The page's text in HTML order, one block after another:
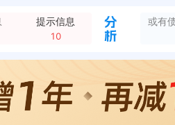
提示信息
10
或有